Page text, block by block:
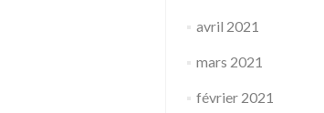
avril 2021
mars 2021
février 2021